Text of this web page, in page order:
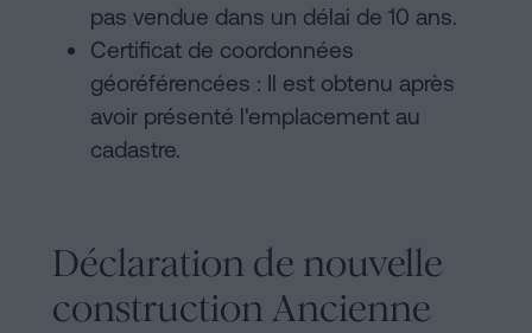
pas vendue dans un délai de 10 ans.
Certificat de coordonnées
géoréférencées : Il est obtenu après
avoir présenté l'emplacement au
cadastre.
Déclaration de nouvelle
construction Ancienne